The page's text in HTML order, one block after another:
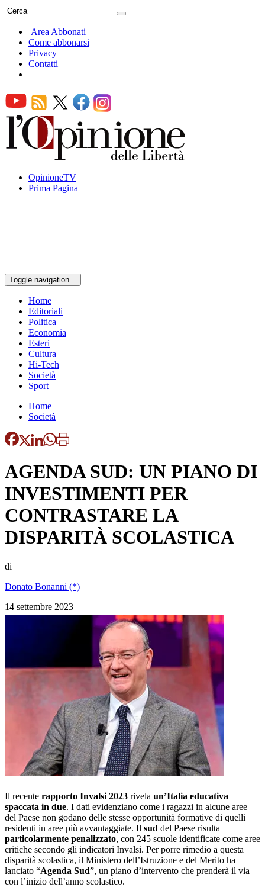
Area Abbonati
Come abbonarsi
Privacy
Contatti
OpinioneTV
Prima Pagina
Toggle navigation
Home
Editoriali
Politica
Economia
Esteri
Cultura
Hi-Tech
Società
Sport
Home
Società
AGENDA SUD: UN PIANO DI
INVESTIMENTI PER
CONTRASTARE LA
DISPARITÀ SCOLASTICA
di
Donato Bonanni (*)
14 settembre 2023
Il recente rapporto Invalsi 2023 rivela un’Italia educativa
spaccata in due. I dati evidenziano come i ragazzi in alcune aree
del Paese non godano delle stesse opportunità formative di quelli
residenti in aree più avvantaggiate. Il sud del Paese risulta
particolarmente penalizzato, con 245 scuole identificate come aree
critiche secondo gli indicatori Invalsi. Per porre rimedio a questa
disparità scolastica, il Ministero dell’Istruzione e del Merito ha
lanciato “Agenda Sud”, un piano d’intervento che prenderà il via
con l’inizio dell’anno scolastico.